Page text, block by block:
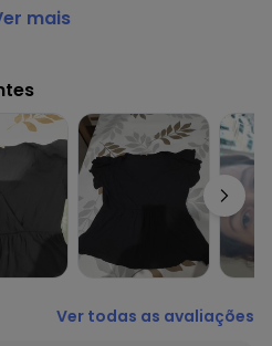
com Babados
etiqueta
mais
Ver todas as avaliações